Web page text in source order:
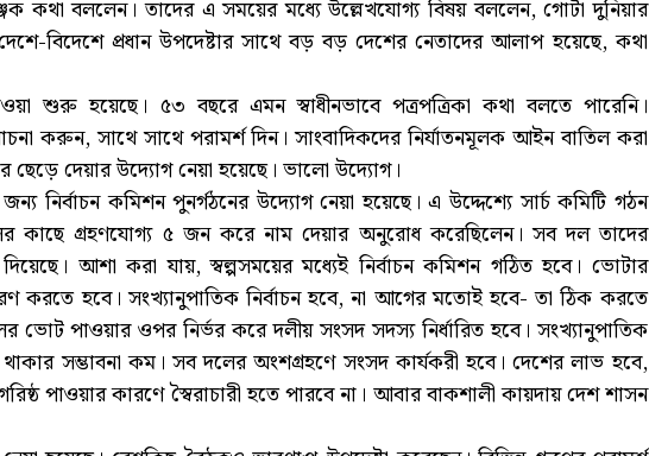
কথা বললেন। তাদের এ সময়ের মধ্যে উল্লেখযোগ্য বিষয় বললেন, গোটা দুনিয়ার
বিদেশে প্রধান উপদেষ্টার সাথে বড় বড় দেশের নেতাদের আলাপ হয়েছে, কথা
শুরু হয়েছে। ৫৩ বছরে এমন স্বাধীনভাবে পত্রপত্রিকা কথা বলতে পারেনি।
করুন, সাথে সাথে পরামর্শ দিন। সাংবাদিকদের নির্যাতনমূলক আইন বাতিল করা
দেয়ার উদ্যোগ নেয়া হয়েছে। ভালো উদ্যোগ।
নির্বাচন কমিশন পুনর্গঠনের উদ্যোগ নেয়া হয়েছে। এ উদ্দেশ্যে সার্চ কমিটি গঠন
কাছে গ্রহণযোগ্য ৫ জন করে নাম দেয়ার অনুরোধ করেছিলেন। সব দল তাদের
আশা করা যায়, স্বল্পসময়ের মধ্যেই নির্বাচন কমিশন গঠিত হবে। ভোটার
করতে হবে। সংখ্যানুপাতিক নির্বাচন হবে, না আগের মতোই হবে- তা ঠিক করতে
ভোট পাওয়ার ওপর নির্ভর করে দলীয় সংসদ সদস্য নির্ধারিত হবে। সংখ্যানুপাতিক
সম্ভাবনা কম। সব দলের অংশগ্রহণে সংসদ কার্যকরী হবে। দেশের লাভ হবে,
পাওয়ার কারণে স্বৈরাচারী হতে পারবে না। আবার বাকশালী কায়দায় দেশ শাসন